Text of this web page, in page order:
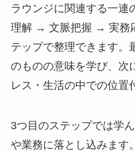
ラウンジに関連する一連
理解 → 文脈把握 → 実務
テップで整理できます。
のものの意味を学び、次
レス・生活の中での位置
3つ目のステップでは学
や業務に落とし込みます